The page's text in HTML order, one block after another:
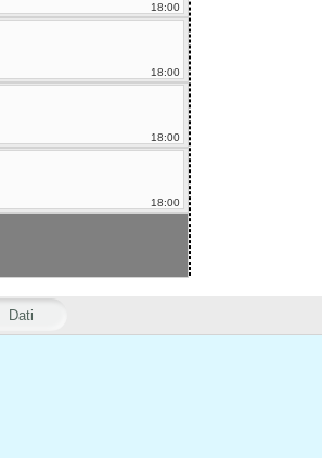
Dati
18:00
18:00
18:00
18:00